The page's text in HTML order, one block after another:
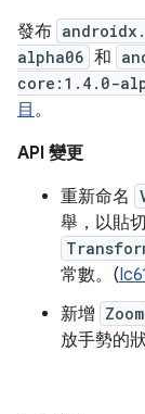
發布
alpha06 和
core:1.4.0-
目 。
API 變更
重新命名
舉，以貼
常數。(
新增
放手勢的